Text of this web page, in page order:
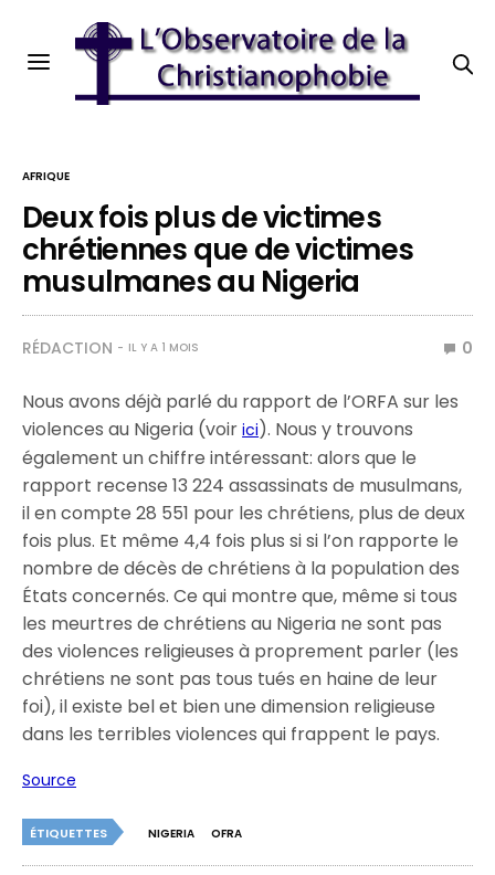
AFRIQUE
Deux fois plus de victimes
chrétiennes que de victimes
musulmanes au Nigeria
RÉDACTION IL Y A 1 MOIS 0
Nous avons déjà parlé du rapport de l’ORFA sur les
violences au Nigeria (voirici). Nous y trouvons
également un chiffre intéressant: alors que le
rapport recense 13 224 assassinats de musulmans,
il en compte 28 551 pour les chrétiens, plus de deux
fois plus. Et même 4,4 fois plus si si l’on rapporte le
nombre de décès de chrétiens à la population des
États concernés. Ce qui montre que, même si tous
les meurtres de chrétiens au Nigeria ne sont pas
des violences religieuses à proprement parler (les
chrétiens ne sont pas tous tués en haine de leur
foi), il existe bel et bien une dimension religieuse
dans les terribles violences qui frappent le pays.
Source
ÉTIQUETTES NIGERIA OFRA